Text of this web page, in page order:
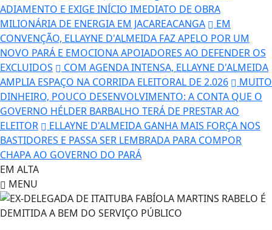
ADIAMENTO E EXIGE INÍCIO IMEDIATO DE OBRA
MILIONÁRIA DE ENERGIA EM JACAREACANGA
EM
CONVENÇÃO, ELLAYNE D'ALMEIDA FAZ APELO POR UM
NOVO PARÁ E EMOCIONA APOIADORES AO DEFENDER OS
EXCLUIDOS
COM AGENDA INTENSA, ELLAYNE D'ALMEIDA
AMPLIA ESPAÇO NA CORRIDA ELEITORAL DE 2.026
MUITO
DINHEIRO, POUCO DESENVOLVIMENTO: A CONTA QUE O
GOVERNO HÉLDER BARBALHO TERÁ DE PRESTAR AO
ELEITOR
ELLAYNE D'ALMEIDA GANHA MAIS FORÇA NOS
BASTIDORES E PASSA SER LEMBRADA PARA COMPOR
CHAPA AO GOVERNO DO PARÁ
EM ALTA
MENU